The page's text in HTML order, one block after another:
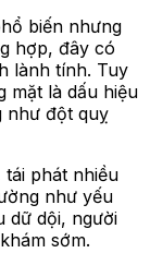
biến nhưng
hợp, đây có
lành tính. Tuy
mặt là dấu hiệu
như đột quỵ
tái phát nhiều
như yếu
dữ dội, người
sớm.